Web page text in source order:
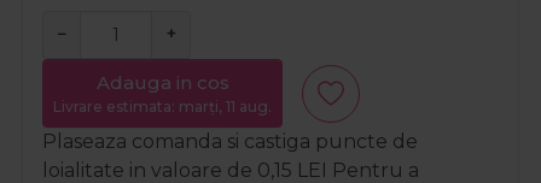
− +
Adauga in cos
Livrare estimata: marți, 11 aug.
Plaseaza comanda si castiga puncte de
loialitate in valoare de 0,15 LEI Pentru a